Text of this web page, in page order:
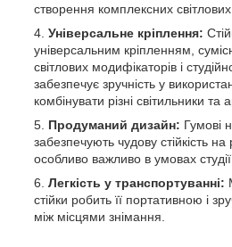
створення комплексних світлових
Універсальне кріплення:
універсальним кріпленням,
світлових модифікаторів і
забезпечує зручність у
комбінувати різні світильники та
Продуманий дизайн: Гумові
забезпечують чудову стійкість
особливо важливо в умовах студії.
Легкість у транспортуванні:
стійки робить її портативною і
між місцями знімання.